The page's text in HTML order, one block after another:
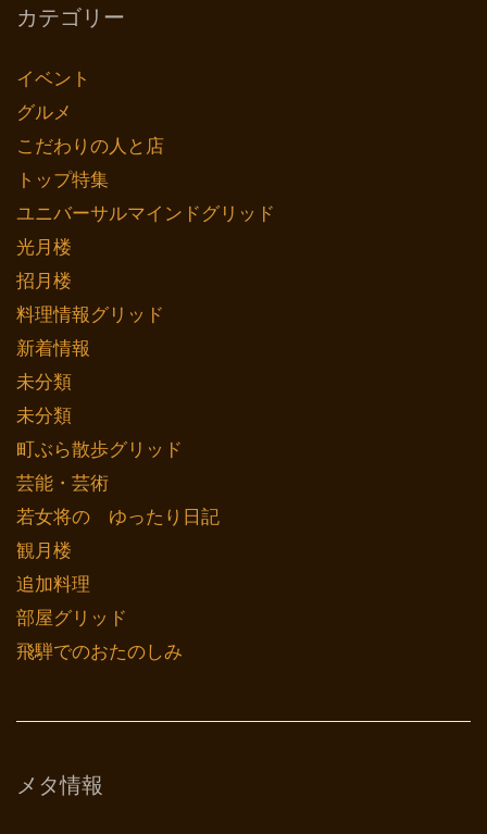
カテゴリー
イベント
グルメ
こだわりの人と店
トップ特集
ユニバーサルマインドグリッド
光月楼
招月楼
料理情報グリッド
新着情報
未分類
未分類
町ぶら散歩グリッド
芸能・芸術
若女将の ゆったり日記
観月楼
追加料理
部屋グリッド
飛騨でのおたのしみ
メタ情報